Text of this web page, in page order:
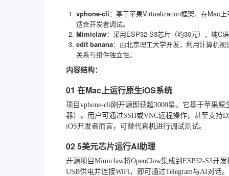
vphone-cli：基于苹果Virtualization框架，在Mac
适合开发者调试。
Mimiclaw：采用ESP32-S3芯片（约30元），纯C
edit banana：由北京理工大学开发，利用计算机
关系与组件独立性。
内容结构：
01 在Mac上运行原生iOS系统
项目vphone-cli刚开源即获超3000星。它基于苹果
器）。用户可通过SSH或VNC远程操作，甚至支持
iOS开发者而言，可替代真机进行调试测试。
02 5美元芯片运行AI助理
开源项目Mimiclaw将OpenClaw集成到ESP32-S3开
USB供电并连接WiFi，即可通过Telegram与AI对话